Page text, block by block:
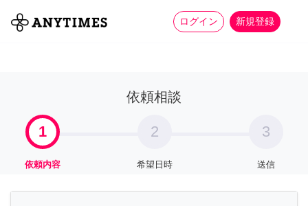
ログイン 新規登録
全て 家事 more_horiz
依頼相談
1
依頼内容
2
希望日時
3
送信